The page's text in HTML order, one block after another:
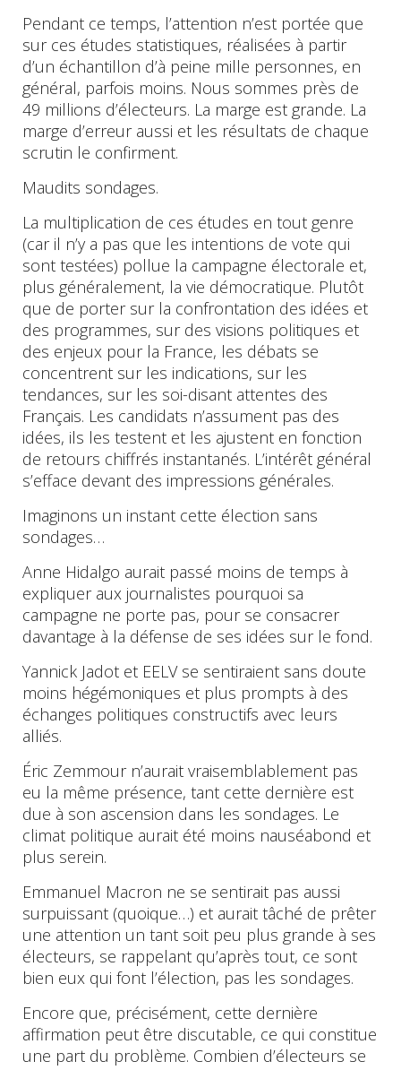
Pendant ce temps, l’attention n’est portée que
sur ces études statistiques, réalisées à partir
d’un échantillon d’à peine mille personnes, en
général, parfois moins. Nous sommes près de
49 millions d’électeurs. La marge est grande. La
marge d’erreur aussi et les résultats de chaque
scrutin le confirment.
Maudits sondages.
La multiplication de ces études en tout genre
(car il n’y a pas que les intentions de vote qui
sont testées) pollue la campagne électorale et,
plus généralement, la vie démocratique. Plutôt
que de porter sur la confrontation des idées et
des programmes, sur des visions politiques et
des enjeux pour la France, les débats se
concentrent sur les indications, sur les
tendances, sur les soi-disant attentes des
Français. Les candidats n’assument pas des
idées, ils les testent et les ajustent en fonction
de retours chiffrés instantanés. L’intérêt général
s’efface devant des impressions générales.
Imaginons un instant cette élection sans
sondages…
Anne Hidalgo aurait passé moins de temps à
expliquer aux journalistes pourquoi sa
campagne ne porte pas, pour se consacrer
davantage à la défense de ses idées sur le fond.
Yannick Jadot et EELV se sentiraient sans doute
moins hégémoniques et plus prompts à des
échanges politiques constructifs avec leurs
alliés.
Éric Zemmour n’aurait vraisemblablement pas
eu la même présence, tant cette dernière est
due à son ascension dans les sondages. Le
climat politique aurait été moins nauséabond et
plus serein.
Emmanuel Macron ne se sentirait pas aussi
surpuissant (quoique…) et aurait tâché de prêter
une attention un tant soit peu plus grande à ses
électeurs, se rappelant qu’après tout, ce sont
bien eux qui font l’élection, pas les sondages.
Encore que, précisément, cette dernière
affirmation peut être discutable, ce qui constitue
une part du problème. Combien d’électeurs se